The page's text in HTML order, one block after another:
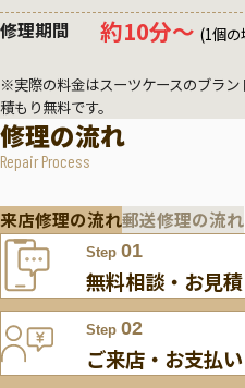
修理期間 約10分〜 (1個の
※実際の料金はスーツケースのブラ
積もり無料です。
修理の流れ
Repair Process
来店修理の流れ郵送修理の流れ
Step 01
無料相談・お見積
Step 02
ご来店・お支払い